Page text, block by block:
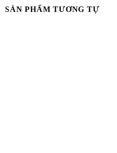
SẢN PHẨM TƯƠNG TỰ